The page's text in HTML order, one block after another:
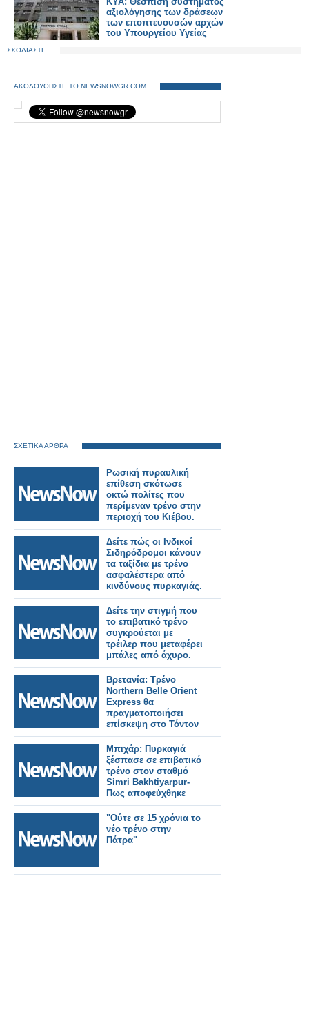
αξιολόγησης των δράσεων
των εποπτευουσών αρχών
του Υπουργείου Υγείας
ΣΧΟΛΙΑΣΤΕ
ΑΚΟΛΟΥΘΗΣΤΕ ΤΟ NEWSNOWGR.COM
ΣΧΕΤΙΚΑ ΑΡΘΡΑ
Ρωσική πυραυλική
επίθεση σκότωσε
οκτώ πολίτες που
περίμεναν τρένο στην
περιοχή του Κιέβου.
Δείτε πώς οι Ινδικοί
Σιδηρόδρομοι κάνουν
τα ταξίδια με τρένο
ασφαλέστερα από
κινδύνους πυρκαγιάς.
Δείτε την στιγμή που
το επιβατικό τρένο
συγκρούεται με
τρέιλερ που μεταφέρει
μπάλες από άχυρο.
Βρετανία: Τρένο
Northern Belle Orient
Express θα
πραγματοποιήσει
επίσκεψη στο Τόντον
της Κορνουάλης.
Μπιχάρ: Πυρκαγιά
ξέσπασε σε επιβατικό
τρένο στον σταθμό
Simri Bakhtiyarpur-
Πως αποφεύχθηκε
τραγωδία.
"Ούτε σε 15 χρόνια το
νέο τρένο στην
Πάτρα"